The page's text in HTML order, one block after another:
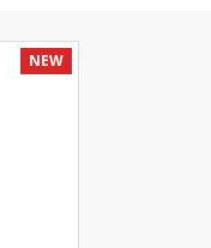
NEW